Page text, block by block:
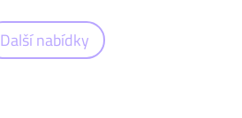
Další nabídky